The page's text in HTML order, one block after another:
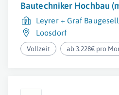
Bautechniker Hochbau
Leyrer + Graf
Loosdorf
Vollzeit ab 3.228€ pro